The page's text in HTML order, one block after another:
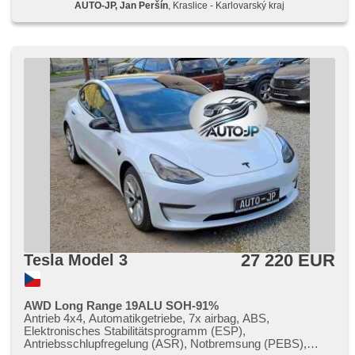
Fahrkamera, automatikparken, bezklíčové odemykání,
Lichtsensor, Scheibenwischersensor, Lenkrad einstellbar,
bezdrátová nabíječka mobilních telefonů, El. Deckel des
Kofferraums, El. Seitenscheiben, El. Klappspiegel, El.
Spiegel, samostmívací zrcátka, Wegfahrsperre,
Zentralverriegelung mit Funkfernbedienung, Ledersitze,
beheizte Sitze, El. einstellbare Sitze, höheneinstellbare
Sitze, paměť nastavení sedadla řidiče, Reifendrucksensor,
Abnutzungssensor des Bremsbelages, Vorderlichter LED,
Heck LED Leuchte, Speicherkarte, Autoradio, digitální
příjem rádia (DAB), Außenthermometer, beheizte Spiegel,
Teilbare Rücksitzbank, Getönte Scheiben, zatmavená zadní
skla, zadní pohon, digitální přístrojová deska, vyhřívaná
zadní sedadla, tepelné čerpadlo, malý kožený paket
AUTO-JP, Jan Peršín , Kraslice - Karlovarský kraj
Tesla Model 3 27 220 EUR
AWD Long Range 19ALU SOH-91%
Antrieb 4x4, Automatikgetriebe, 7x airbag, ABS,
Elektronisches Stabilitätsprogramm (ESP),
Antriebsschlupfregelung (ASR), Notbremsung (PEBS),